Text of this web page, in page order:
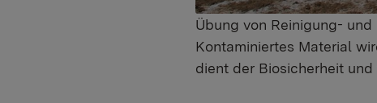
Übung von Reinigung-
Kontaminiertes Material
dient der Biosicherheit